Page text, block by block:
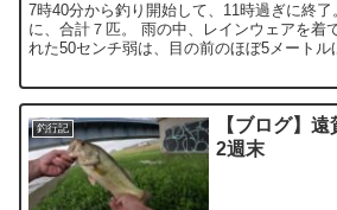
7時40分から釣り開始して、11時過ぎに終
に、合計７匹。 雨の中、レインウェアを着
れた50センチ弱は、目の前のほぼ5メートル
釣行記
【ブログ】
2週末